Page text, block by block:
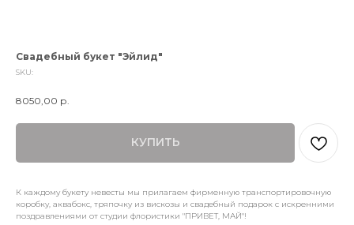
Свадебный букет "Эйлид"
SKU:
8050,00 р.
КУПИТЬ
К каждому букету невесты мы прилагаем фирменную транспортировочную
коробку, аквабокс, тряпочку из вискозы и свадебный подарок с искренними
поздравлениями от студии флористики "ПРИВЕТ, МАЙ"!